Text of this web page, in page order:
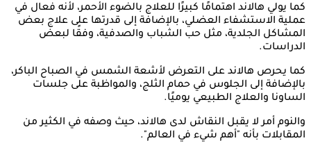
كما يولي هالاند اهتمامًا كبيرًا للعلاج بالضوء الأحمر، لأنه فعال في
عملية الاستشفاء العضلي، بالإضافة إلى قدرتها على علاج بعض
المشاكل الجلدية، مثل حب الشباب والصدفية، وفقًا لبعض
الدراسات.
كما يحرص هالاند على التعرض لأشعة الشمس في الصباح الباكر،
بالإضافة إلى الجلوس في حمام الثلج، والمواظبة على جلسات
الساونا والعلاج الطبيعي يوميًا.
والنوم أمر لا يقبل النقاش لدى هالاند، حيث وصفه في الكثير من
المقابلات بأنه "أهم شيء في العالم".